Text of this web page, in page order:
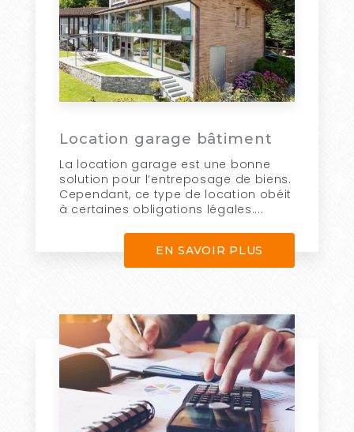
Location garage bâtiment
La location garage est une bonne
solution pour l’entreposage de biens.
Cependant, ce type de location obéit
à certaines obligations légales....
EN SAVOIR PLUS